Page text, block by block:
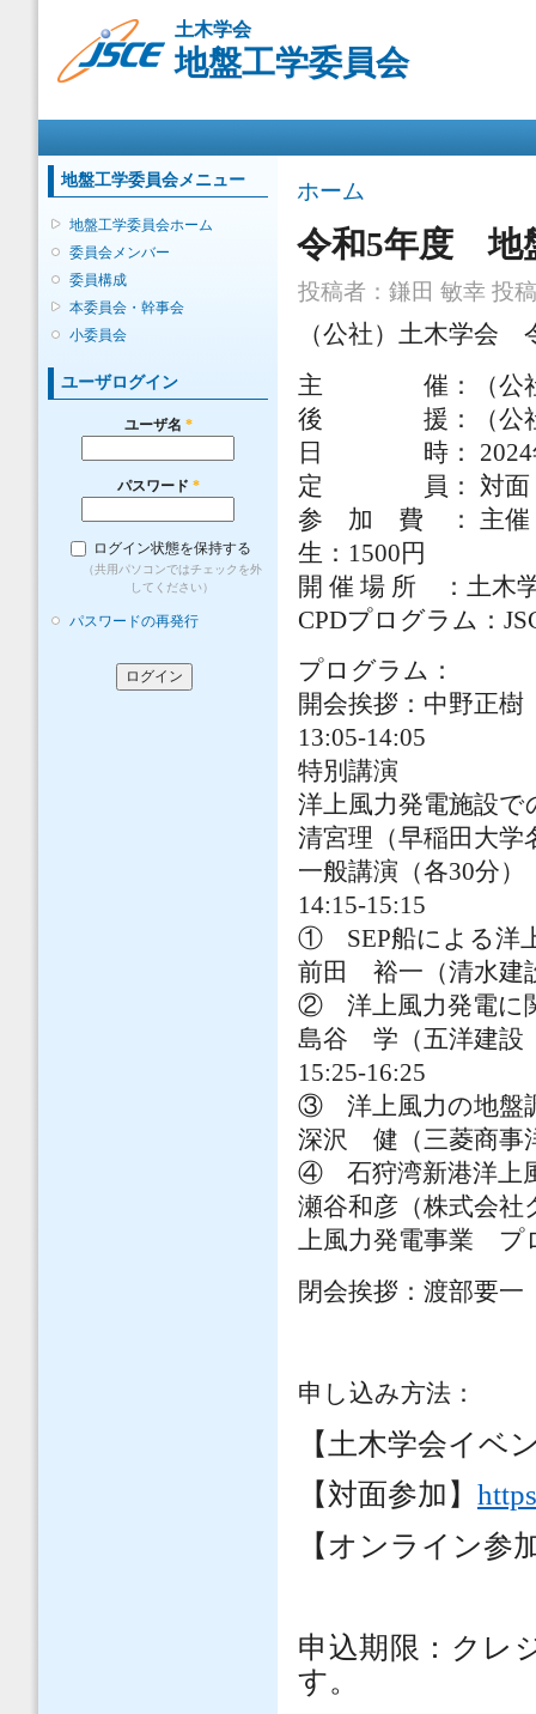
動
土木学会
地盤工学委員会
地盤工学委員会メニュー
地盤工学委員会ホーム
委員会メンバー
委員構成
本委員会・幹事会
小委員会
ユーザログイン
ユーザ名 *
パスワード *
ログイン状態を保持する
（共用パソコンではチェックを外
してください）
パスワードの再発行
現在地
ホーム
令和5年度 地
投稿者： 鎌田 敏幸 投
（公社）土木学会
主 催：（公社）
後 援：（公社
日 時： 2024年3
定 員： 対面 60
参 加 費 ： 主催
生：1500円
開 催 場 所 ：土木
CPDプログラム：
プログラム：
開会挨拶：中野正樹
13:05-14:05
特別講演
洋上風力発電施設
清宮理（早稲田大学
一般講演（各30分）
14:15-15:15
① SEP船による洋
前田 裕一（清水建
② 洋上風力発電に
島谷 学（五洋建設
15:25-16:25
③ 洋上風力の地盤
深沢 健（三菱商事
④ 石狩湾新港洋上
瀬谷和彦（株式会
上風力発電事業 プ
閉会挨拶：渡部要一
申し込み方法：
【土木学会イベ
【対面参加】
【オンライン参
申込期限：クレ
す。